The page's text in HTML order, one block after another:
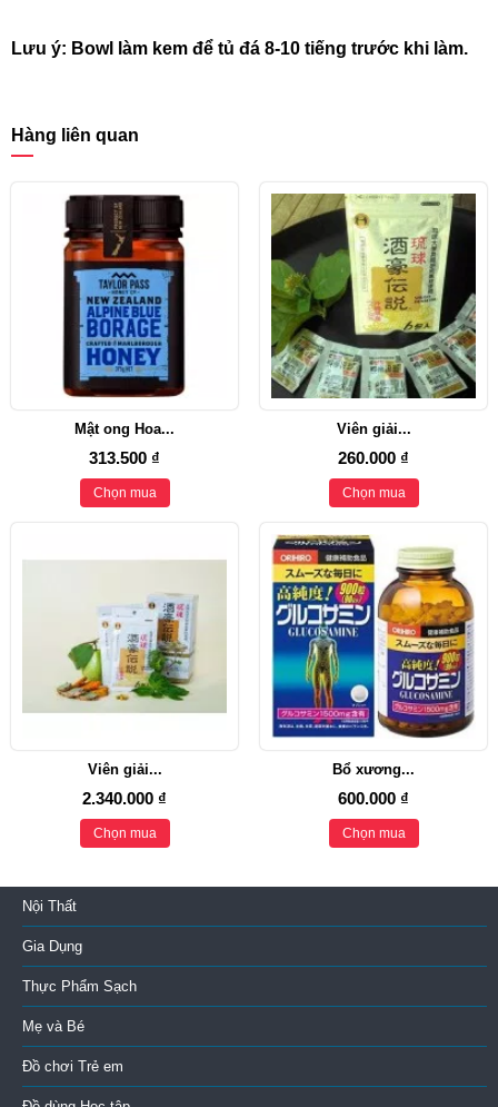
Lưu ý: Bowl làm kem để tủ đá 8-10 tiếng trước khi làm.
Hàng liên quan
Mật ong Hoa...
313.500 ₫
Chọn mua
Viên giải...
260.000 ₫
Chọn mua
Viên giải...
2.340.000 ₫
Chọn mua
Bổ xương...
600.000 ₫
Chọn mua
Nội Thất
Gia Dụng
Thực Phẩm Sạch
Mẹ và Bé
Đồ chơi Trẻ em